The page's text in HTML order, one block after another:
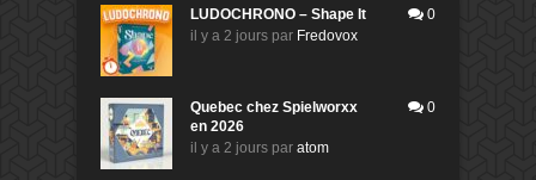
LUDOCHRONO – Shape It
il y a 2 jours par Fredovox
0
Quebec chez Spielworxx
en 2026
il y a 2 jours par atom
0